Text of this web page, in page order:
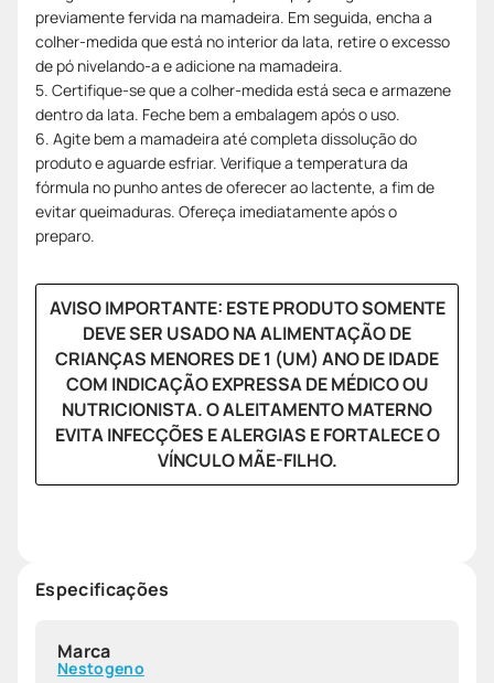
previamente fervida na mamadeira. Em seguida, encha a
colher-medida que está no interior da lata, retire o excesso
de pó nivelando-a e adicione na mamadeira.
5. Certifique-se que a colher-medida está seca e armazene
dentro da lata. Feche bem a embalagem após o uso.
6. Agite bem a mamadeira até completa dissolução do
produto e aguarde esfriar. Verifique a temperatura da
fórmula no punho antes de oferecer ao lactente, a fim de
evitar queimaduras. Ofereça imediatamente após o
preparo.
AVISO IMPORTANTE: ESTE PRODUTO SOMENTE
DEVE SER USADO NA ALIMENTAÇÃO DE
CRIANÇAS MENORES DE 1 (UM) ANO DE IDADE
COM INDICAÇÃO EXPRESSA DE MÉDICO OU
NUTRICIONISTA. O ALEITAMENTO MATERNO
EVITA INFECÇÕES E ALERGIAS E FORTALECE O
VÍNCULO MÃE-FILHO.
Especificações
Marca
Nestogeno